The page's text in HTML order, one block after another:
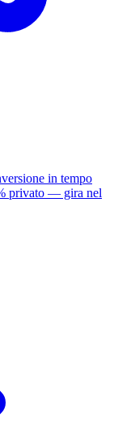
in tempo
privato — gira nel